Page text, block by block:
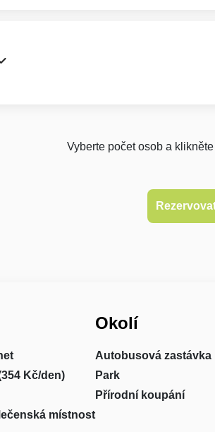
Vyberte počet osob a
Kč/den)
místnost
Okolí
Autobusová zastávka
Park
Přírodní koupání